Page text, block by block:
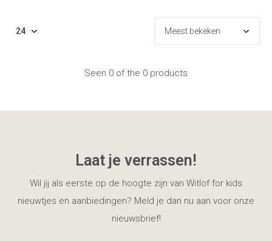
Seen 0 of the 0 products
Laat je verrassen!
Wil jij als eerste op de hoogte zijn van Witlof for kids
nieuwtjes en aanbiedingen? Meld je dan nu aan voor onze
nieuwsbrief!